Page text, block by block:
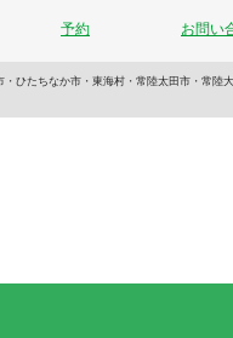
予約 お問い
ひたちなか市・東海村・常陸太田市・常陸